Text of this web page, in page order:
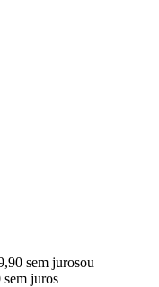
sem jurosou
sem juros